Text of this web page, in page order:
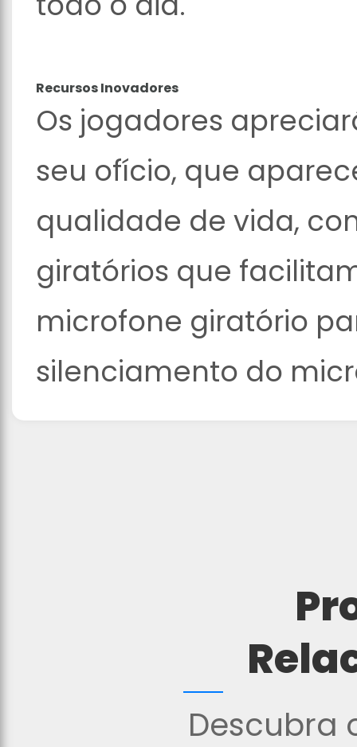
Recursos Inovadores
Os jogadores
seu ofício, que
qualidade de vida,
giratórios que
microfone giratório
silenciamento do
Descubra